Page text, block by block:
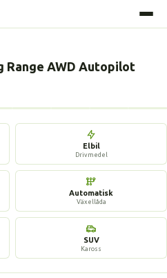
Range AWD Autopilot
Elbil
Drivmedel
Automatisk
Växellåda
SUV
Kaross